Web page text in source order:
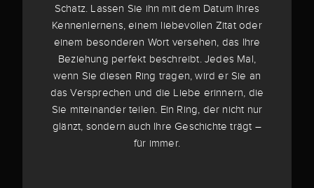
Schatz. Lassen Sie ihn mit dem Datum Ihres
Kennenlernens, einem liebevollen Zitat oder
einem besonderen Wort versehen, das Ihre
Beziehung perfekt beschreibt. Jedes Mal,
wenn Sie diesen Ring tragen, wird er Sie an
das Versprechen und die Liebe erinnern, die
Sie miteinander teilen. Ein Ring, der nicht nur
glänzt, sondern auch Ihre Geschichte trägt –
für immer.